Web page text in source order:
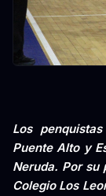
Los
Puente Alto y
Neruda. Por su
Colegio Los